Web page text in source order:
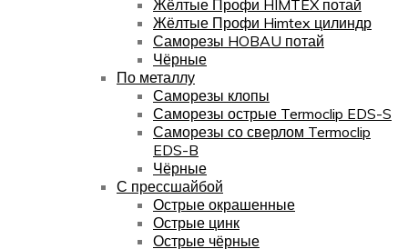
Жёлтые Профи HIMTEX потай
Жёлтые Профи Himtex цилиндр
Саморезы HOBAU потай
Чёрные
По металлу
Саморезы клопы
Саморезы острые Termoclip EDS-S
Саморезы со сверлом Termoclip
EDS-B
Чёрные
С прессшайбой
Острые окрашенные
Острые цинк
Острые чёрные